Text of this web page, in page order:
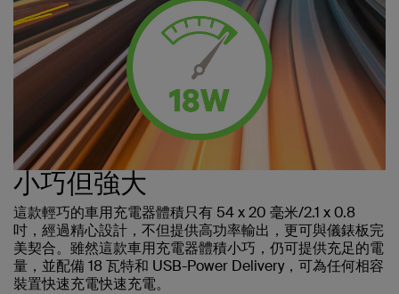
小巧但強大
這款輕巧的車用充電器體積只有 54 x 20 毫米/2.1 x 0.8
吋，經過精心設計，不但提供高功率輸出，更可與儀錶板完
美契合。雖然這款車用充電器體積小巧，仍可提供充足的電
量，並配備 18 瓦特和 USB-Power Delivery，可為任何相容
裝置快速充電快速充電。